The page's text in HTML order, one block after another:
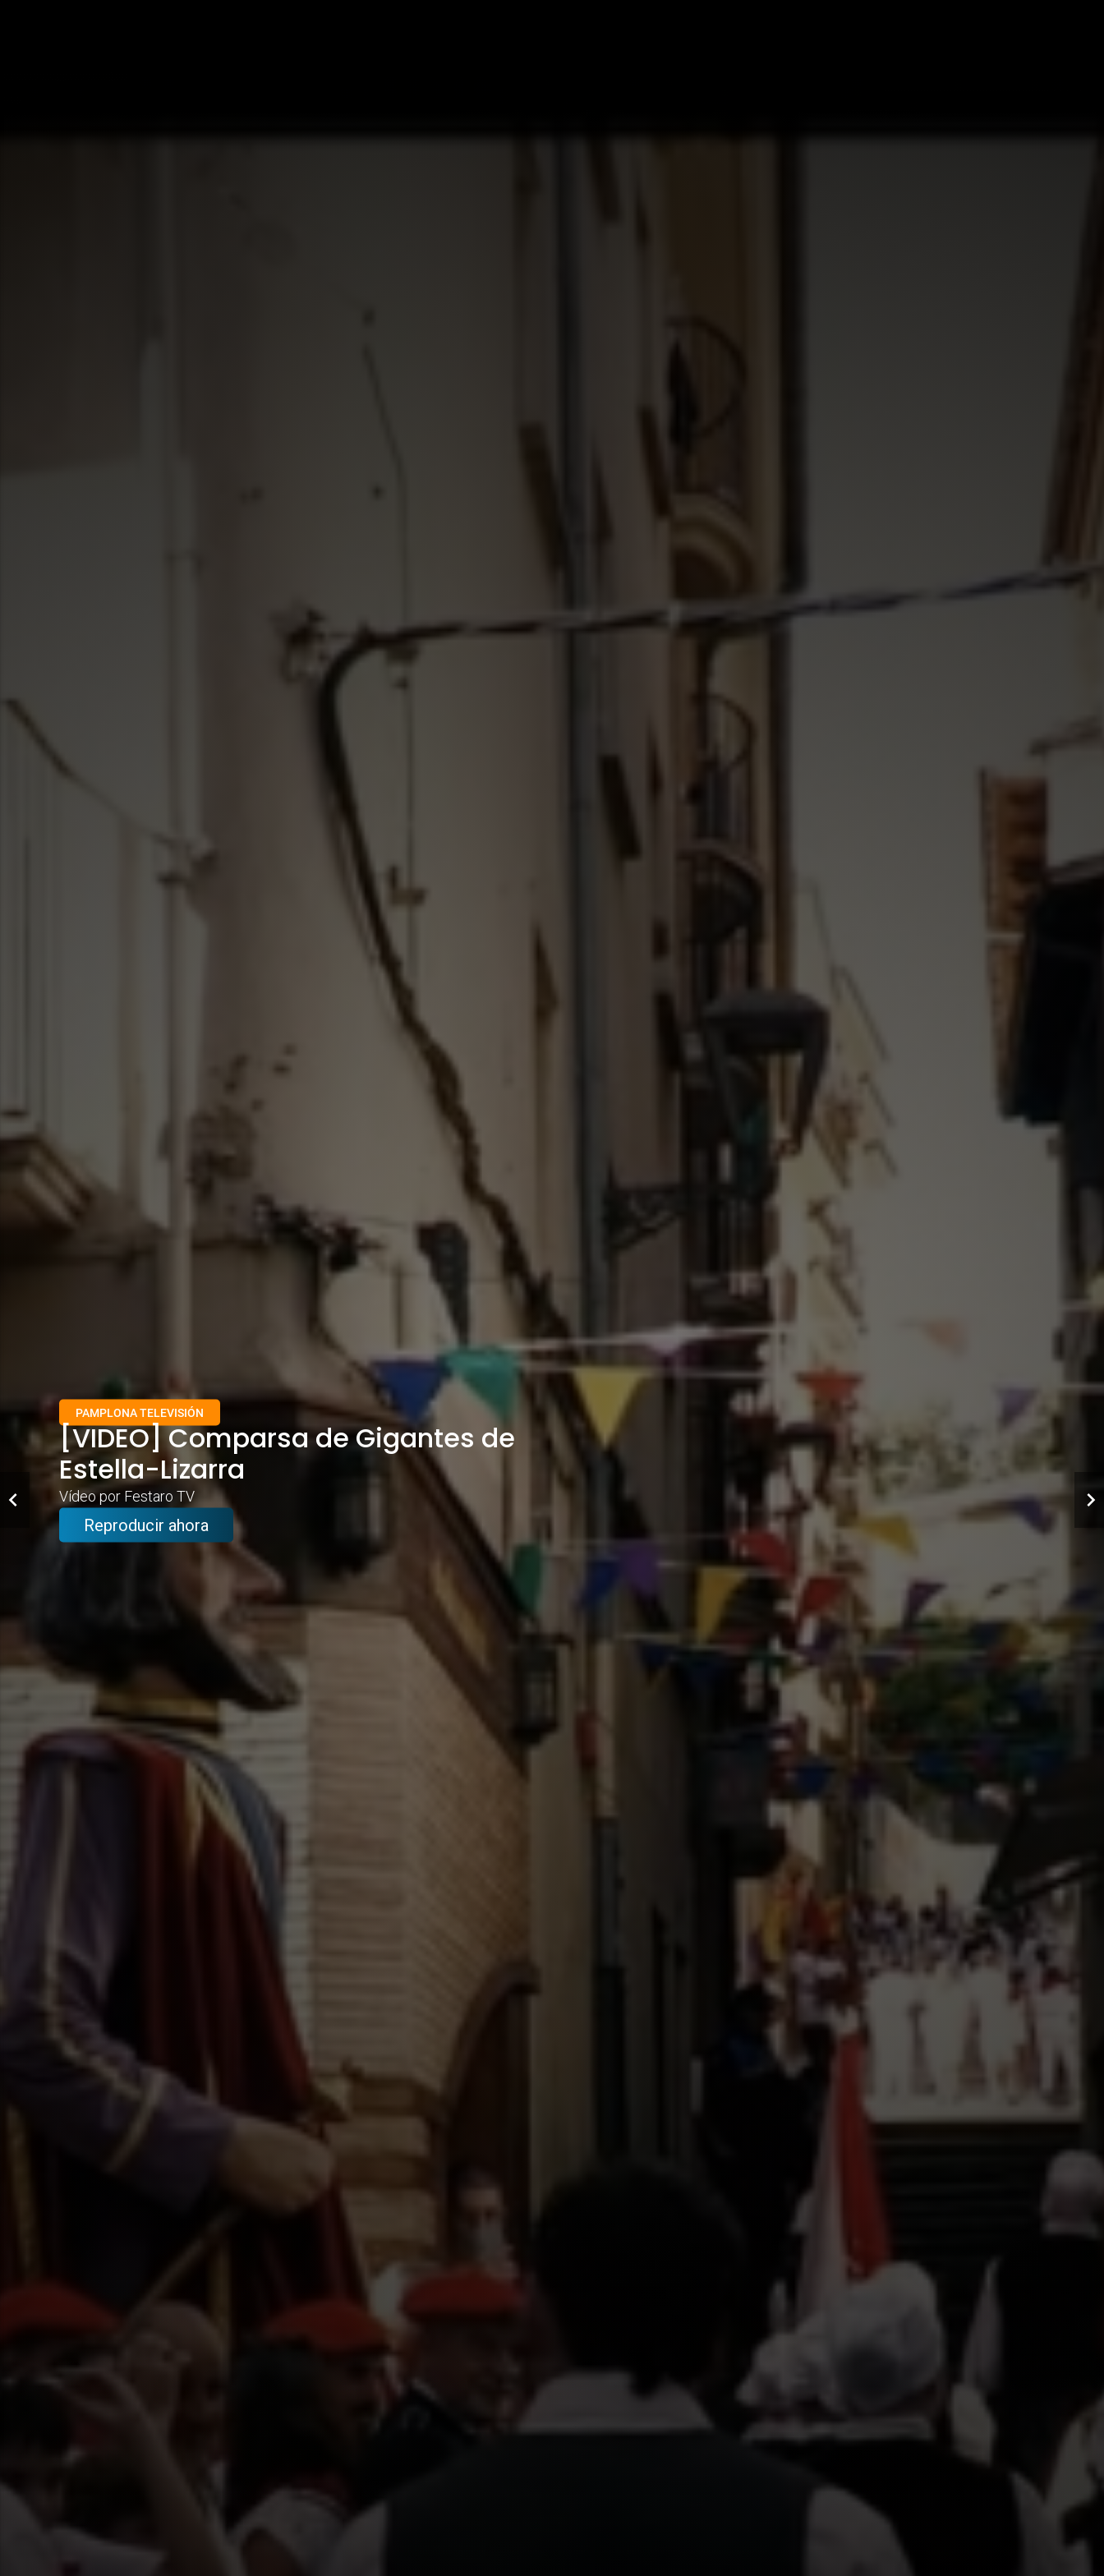
PAMPLONA TELEVISIÓN
[VIDEO] Comparsa de Gigantes de
Estella-Lizarra
Vídeo por Festaro TV
Reproducir ahora